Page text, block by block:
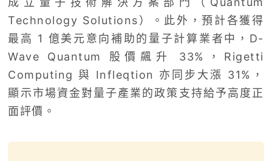
Technology Solutions）。此外，預計各獲得
最高 1 億美元意向補助的量子計算業者中，D-
Wave Quantum 股價飆升 33%，Rigetti
Computing 與 Infleqtion 亦同步大漲 31%，
顯示市場資金對量子產業的政策支持給予高度正
面評價。